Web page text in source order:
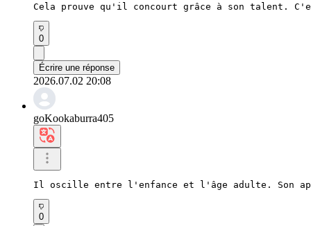
Cela prouve qu'il concourt grâce à son talent.
0
Écrire une réponse
2026.07.02 20:08
goKookaburra405
Il oscille entre l'enfance et l'âge adulte. Son
0